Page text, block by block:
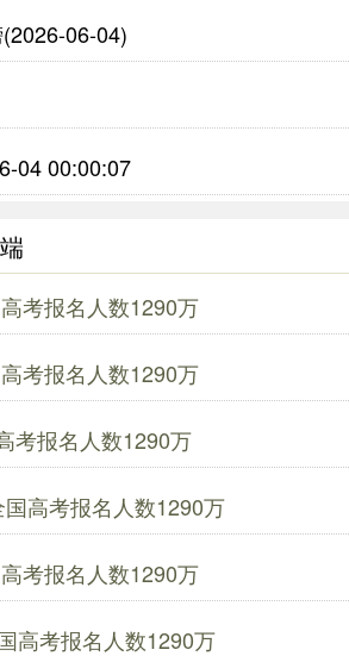
06-04)
04 00:00:07
考报名人数1290万
考报名人数1290万
考报名人数1290万
高考报名人数1290万
考报名人数1290万
高考报名人数1290万